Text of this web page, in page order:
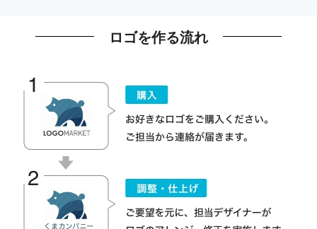
ロゴを作る流れ